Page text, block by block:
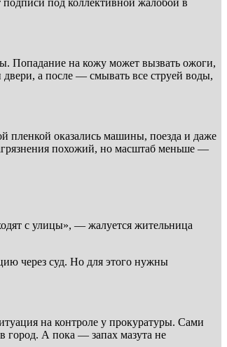
Попадание на кожу может вызвать ожоги,
а после — смывать все струей воды,
пленкой оказались машины, поезда и даже
похожий, но масштаб меньше —
с улицы», — жалуется жительница
через суд. Но для этого нужны
на контроле у прокуратуры. Сами
город. А пока — запах мазута не